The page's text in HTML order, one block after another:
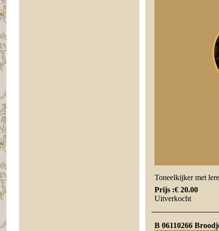
Toneelkijker met
Prijs :€ 20.00
Uitverkocht
B 06110266